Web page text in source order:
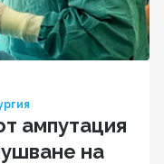
ампутация
на